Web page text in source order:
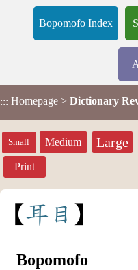
Bopomofo Index
::: Homepage > Dictionary
Small Medium Large
Print
耳 目
Bopomofo